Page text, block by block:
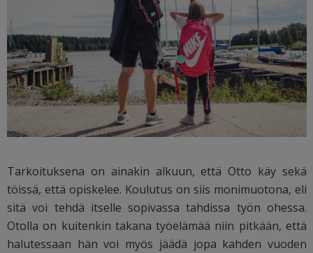
Tarkoituksena on ainakin alkuun, että Otto käy sekä
töissä, että opiskelee. Koulutus on siis monimuotona, eli
sitä voi tehdä itselle sopivassa tahdissa työn ohessa.
Otolla on kuitenkin takana työelämää niin pitkään, että
halutessaan hän voi myös jäädä jopa kahden vuoden